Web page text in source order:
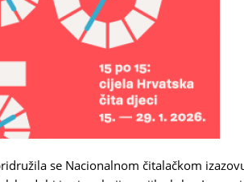
se Nacionalnom čitalačkom